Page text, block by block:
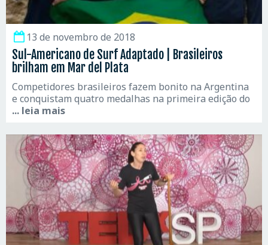
13 de novembro de 2018
Sul-Americano de Surf Adaptado | Brasileiros
brilham em Mar del Plata
Competidores brasileiros fazem bonito na Argentina
e conquistam quatro medalhas na primeira edição do
... leia mais